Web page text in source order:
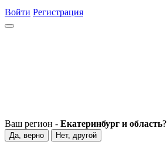
Войти Регистрация
Ваш регион - Екатеринбург и область?
Да, верно Нет, другой